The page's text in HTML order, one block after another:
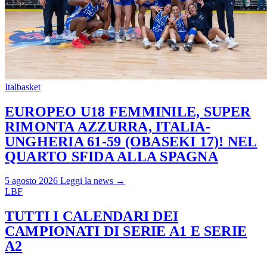
Italbasket
EUROPEO U18 FEMMINILE, SUPER
RIMONTA AZZURRA, ITALIA-
UNGHERIA 61-59 (OBASEKI 17)! NEL
QUARTO SFIDA ALLA SPAGNA
5 agosto 2026 Leggi la news →
LBF
TUTTI I CALENDARI DEI
CAMPIONATI DI SERIE A1 E SERIE
A2